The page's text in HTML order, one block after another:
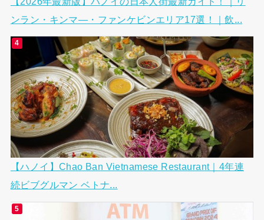
ンラン・キンマ―・ファンケビンエリア17選！｜飲...
【ハノイ】Chao Ban Vietnamese Restaurant｜4年連
続ビブグルマン ベトナ...